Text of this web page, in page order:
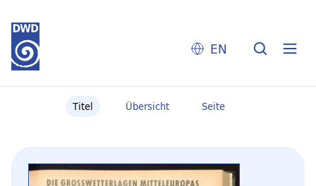
EN
Titel Übersicht Seite